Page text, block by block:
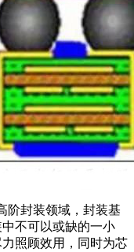
阶封装领域，封装基
不可以或缺的一小
照顾效用，同时为芯